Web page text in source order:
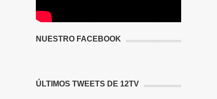
NUESTRO FACEBOOK
ÚLTIMOS TWEETS DE 12TV